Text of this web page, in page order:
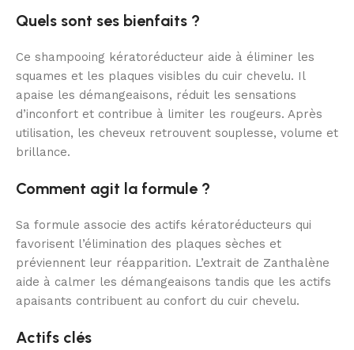
Quels sont ses bienfaits ?
Ce shampooing kératoréducteur aide à éliminer les
squames et les plaques visibles du cuir chevelu. Il
apaise les démangeaisons, réduit les sensations
d’inconfort et contribue à limiter les rougeurs. Après
utilisation, les cheveux retrouvent souplesse, volume et
brillance.
Comment agit la formule ?
Sa formule associe des actifs kératoréducteurs qui
favorisent l’élimination des plaques sèches et
préviennent leur réapparition. L’extrait de Zanthalène
aide à calmer les démangeaisons tandis que les actifs
apaisants contribuent au confort du cuir chevelu.
Actifs clés